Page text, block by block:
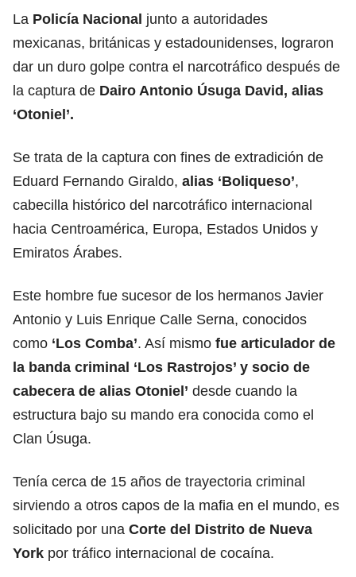
La Policía Nacional junto a autoridades
mexicanas, británicas y estadounidenses, lograron
dar un duro golpe contra el narcotráfico después de
la captura de Dairo Antonio Úsuga David, alias
‘Otoniel’.
Se trata de la captura con fines de extradición de
Eduard Fernando Giraldo, alias ‘Boliqueso’,
cabecilla histórico del narcotráfico internacional
hacia Centroamérica, Europa, Estados Unidos y
Emiratos Árabes.
Este hombre fue sucesor de los hermanos Javier
Antonio y Luis Enrique Calle Serna, conocidos
como ‘Los Comba’. Así mismo fue articulador de
la banda criminal ‘Los Rastrojos’ y socio de
cabecera de alias Otoniel’ desde cuando la
estructura bajo su mando era conocida como el
Clan Úsuga.
Tenía cerca de 15 años de trayectoria criminal
sirviendo a otros capos de la mafia en el mundo, es
solicitado por una Corte del Distrito de Nueva
York por tráfico internacional de cocaína.